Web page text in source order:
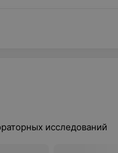
исследований